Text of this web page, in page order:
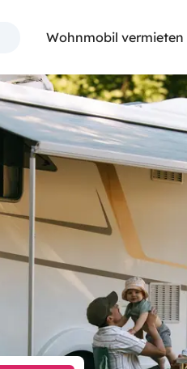
Wohnmobil vermieten